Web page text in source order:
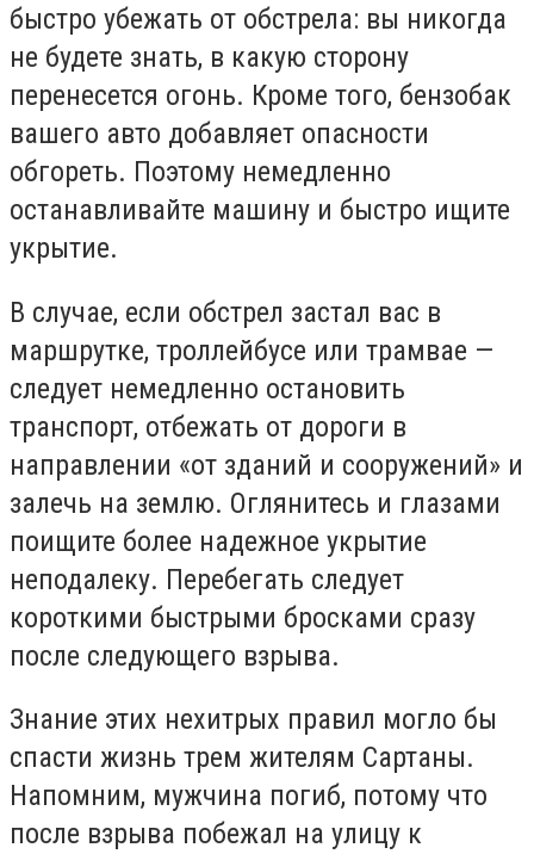
быстро убежать от обстрела: вы никогда
не будете знать, в какую сторону
перенесется огонь. Кроме того, бензобак
вашего авто добавляет опасности
обгореть. Поэтому немедленно
останавливайте машину и быстро ищите
укрытие.
В случае, если обстрел застал вас в
маршрутке, троллейбусе или трамвае —
следует немедленно остановить
транспорт, отбежать от дороги в
направлении «от зданий и сооружений» и
залечь на землю. Оглянитесь и глазами
поищите более надежное укрытие
неподалеку. Перебегать следует
короткими быстрыми бросками сразу
после следующего взрыва.
Знание этих нехитрых правил могло бы
спасти жизнь трем жителям Сартаны.
Напомним, мужчина погиб, потому что
после взрыва побежал на улицу к